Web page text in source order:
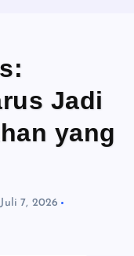
Jadi
yang
Juli 7, 2026